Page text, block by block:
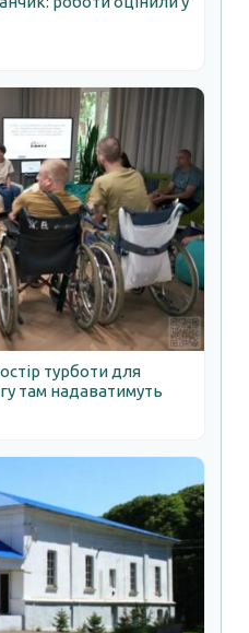
турботи для
там надаватимуть